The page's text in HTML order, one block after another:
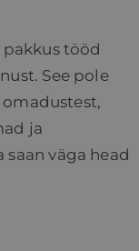
tööd
See pole
ja
väga head